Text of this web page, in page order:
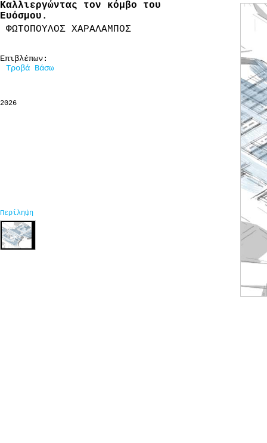
Καλλιεργώντας τον κόμβο του
Ευόσμου.
ΦΩΤΟΠΟΥΛΟΣ ΧΑΡΑΛΑΜΠΟΣ
Επιβλέπων:
Τροβά Βάσω
2026
Περίληψη